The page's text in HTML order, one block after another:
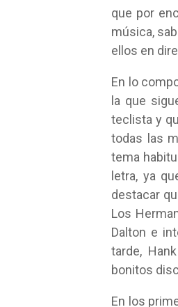
que por
música,
ellos en
En lo
la que
teclista y
todas las
tema
letra, ya
destacar
Los
Dalton e
tarde,
bonitos
En los